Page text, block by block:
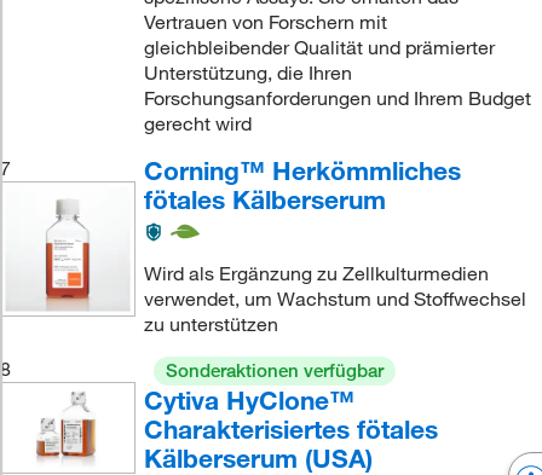
Vertrauen von Forschern mit
gleichbleibender Qualität und prämierter
Unterstützung, die Ihren
Forschungsanforderungen und Ihrem Budget
gerecht wird
7
Corning™ Herkömmliches
fötales Kälberserum
Wird als Ergänzung zu Zellkulturmedien
verwendet, um Wachstum und Stoffwechsel
zu unterstützen
8
Sonderaktionen verfügbar
Cytiva HyClone™
Charakterisiertes fötales
Kälberserum (USA)